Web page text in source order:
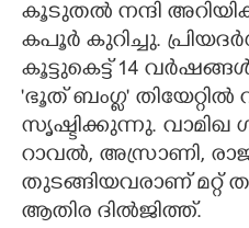
കൂടുതൽ നന്ദി
കപൂർ കുറിച്ചു.
കൂട്ടുകെട്ട് 14
'ഭൂത് ബംഗ്ല'
സൃഷ്ടിക്കുന്നു. വാമിഖ
റാവൽ, അസ്രാണി,
തുടങ്ങിയവരാണ് മറ്റ്
ആതിര ദിൽജിത്ത്.